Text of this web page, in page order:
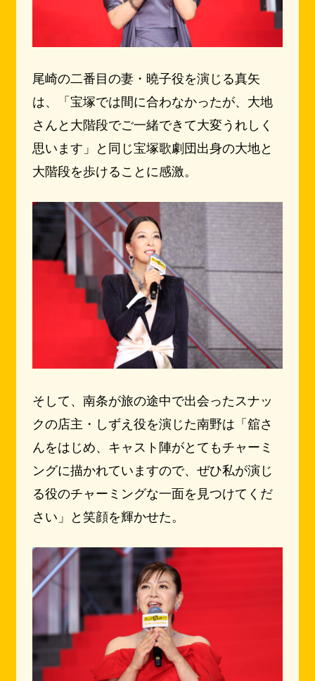
尾崎の二番目の妻・曉子役を演じる真矢
は、「宝塚では間に合わなかったが、大地
さんと大階段でご一緒できて大変うれしく
思います」と同じ宝塚歌劇団出身の大地と
大階段を歩けることに感激。
そして、南条が旅の途中で出会ったスナッ
クの店主・しずえ役を演じた南野は「舘さ
んをはじめ、キャスト陣がとてもチャーミ
ングに描かれていますので、ぜひ私が演じ
る役のチャーミングな一面を見つけてくだ
さい」と笑顔を輝かせた。